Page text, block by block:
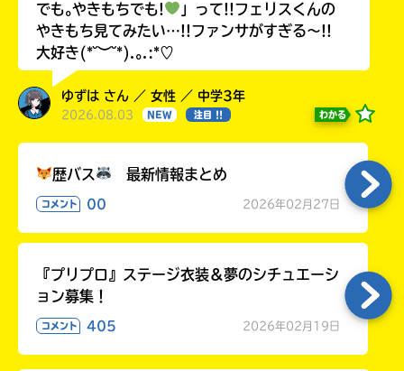
でも｡やきもちでも!
」って!!フェリスくんの
やきもち見てみたい…!!ファンサがすぎる〜!!
大好き(*˘︶˘*).｡.:*♡
ゆずは さん ／ 女性 ／ 中学3年
2026.08.03 NEW 注目 !! わかる
歴バス 最新情報まとめ
コメント 00 2026年02月27日
『プリプロ』ステージ衣装＆夢のシチュエーシ
ョン募集！
コメント 405 2026年02月19日